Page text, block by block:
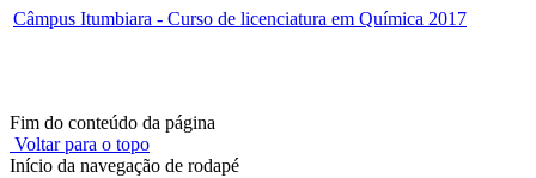
Câmpus Itumbiara - Curso de licenciatura em Química 2017
Fim do conteúdo da página
Voltar para o topo
Início da navegação de rodapé